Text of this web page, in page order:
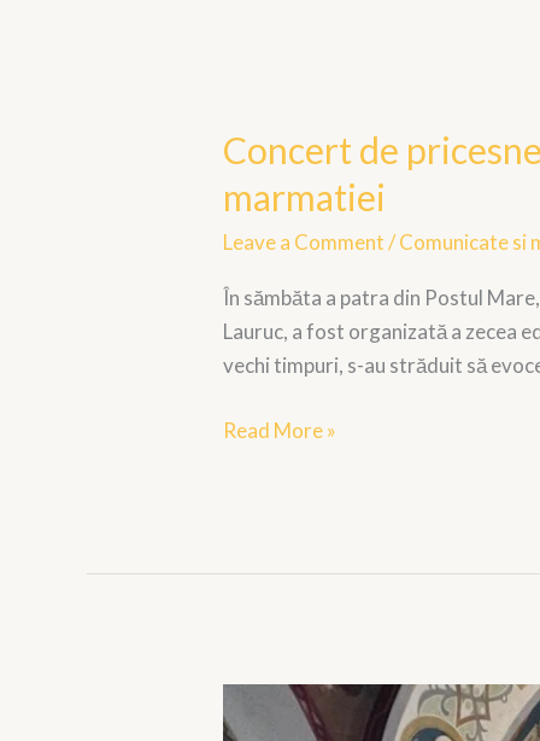
Concert de
marmatiei
Leave a Comment /Comunicate si
În sămbăta a patra din Postul
Lauruc, a fost organizată a zecea
vechi timpuri, s-au străduit să
Concert
pricesne
la
ortodox
ucrainean
din
marmatiei
Read More »
ani